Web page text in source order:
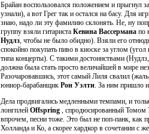
Брайан воспользовался положением и прыгнул
узнали), а вот Грег так и остался на басу. Для
знаю, надо ли эту фамилию склонять. Не, ну
группу взяли гитариста Кевина Вассермана по
Нудлз, чтобы не было обидно). Взяли его отнюдь
спокойно покупать пиво в киоске за углом
типа концерты). С такими достоинствами
должна была стать просто величайшей в мире
Разочаровавшись, этот самый Лиля свалил
юниор-барабанщик Рон Уэлти. За ним пришло
Дела продвигались медленными темпами, и
лонгплей Offspring , спродюсированный Томом
впрочем, песни тоже. Это был не поп-панк, как
Холланда и Ко, а скорее хардкор в сочетании